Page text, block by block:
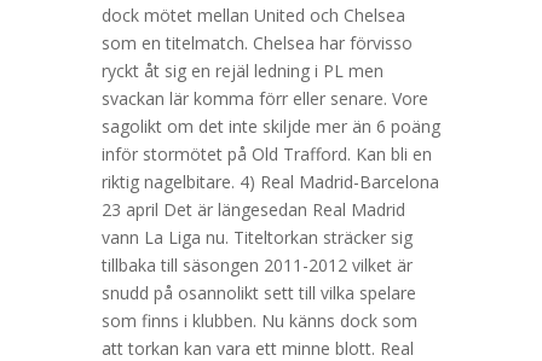
dock mötet mellan United och Chelsea
som en titelmatch. Chelsea har förvisso
ryckt åt sig en rejäl ledning i PL men
svackan lär komma förr eller senare. Vore
sagolikt om det inte skiljde mer än 6 poäng
inför stormötet på Old Trafford. Kan bli en
riktig nagelbitare. 4) Real Madrid-Barcelona
23 april Det är längesedan Real Madrid
vann La Liga nu. Titeltorkan sträcker sig
tillbaka till säsongen 2011-2012 vilket är
snudd på osannolikt sett till vilka spelare
som finns i klubben. Nu känns dock som
att torkan kan vara ett minne blott. Real